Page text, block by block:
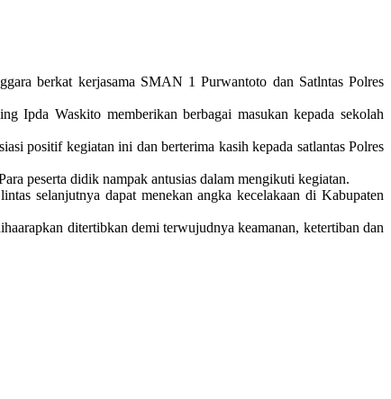
berkat kerjasama SMAN 1 Purwantoto dan Satlntas Polres
Ipda Waskito memberikan berbagai masukan kepada sekolah
positif kegiatan ini dan berterima kasih kepada satlantas Polres
peserta didik nampak antusias dalam mengikuti kegiatan.
selanjutnya dapat menekan angka kecelakaan di Kabupaten
ditertibkan demi terwujudnya keamanan, ketertiban dan